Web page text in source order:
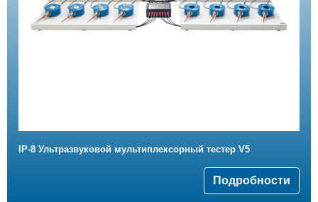
IP-8 Ультразвуковой мультиплексорный тестер V5
Подробности